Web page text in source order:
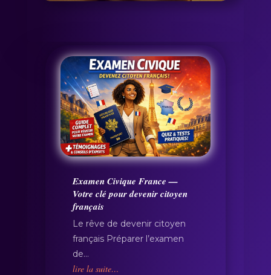
Examen Civique France —
Votre clé pour devenir citoyen
français
Le rêve de devenir citoyen
français Préparer l’examen
de…
lire la suite…